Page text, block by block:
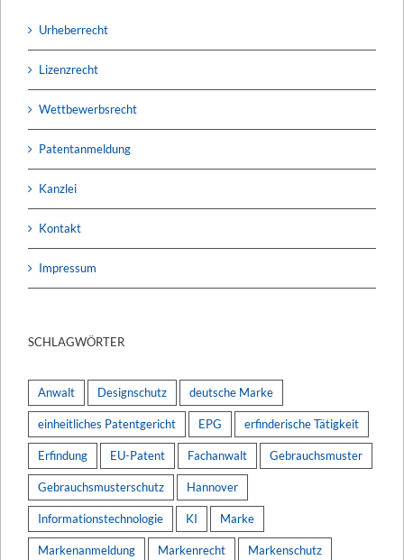
Urheberrecht
Lizenzrecht
Wettbewerbsrecht
Patentanmeldung
Kanzlei
Kontakt
Impressum
SCHLAGWÖRTER
Anwalt Designschutz deutsche Marke
einheitliches Patentgericht EPG erfinderische Tätigkeit
Erfindung EU-Patent Fachanwalt Gebrauchsmuster
Gebrauchsmusterschutz Hannover
Informationstechnologie KI Marke
Markenanmeldung Markenrecht Markenschutz